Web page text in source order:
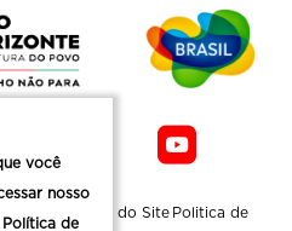
Mapa do Site Politica de
você
nosso
de